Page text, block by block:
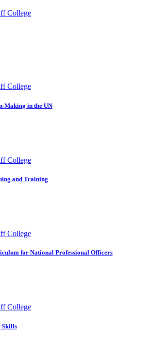
College
College
Making in the UN
College
and Training
College
for National Professional Officers
College
Skills